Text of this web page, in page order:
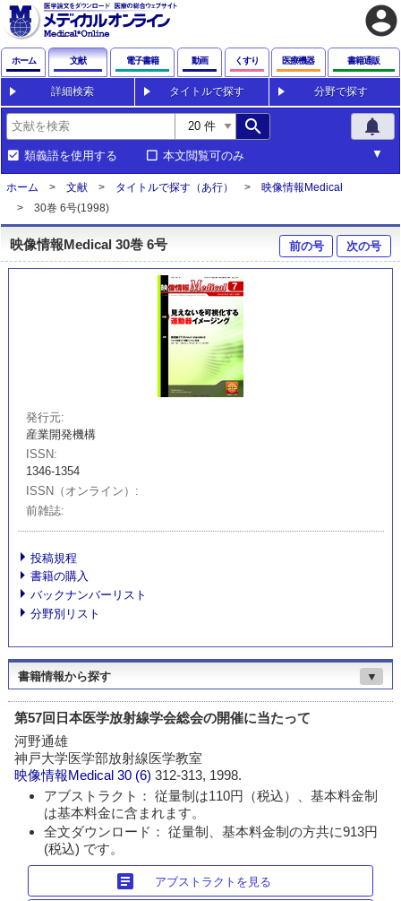
account_circle
ホーム 文献 電子書籍 動画 くすり 医療機器 書籍通販
詳細検索 タイトルで探す 分野で探す
search notifications
類義語を使用する 本文閲覧可のみ
ホーム 文献 タイトルで探す（あ行）
映像情報Medical
30巻 6号(1998)
映像情報Medical 30巻 6号 前の号 次の号
発行元
産業開発機構
ISSN
1346-1354
ISSN（オンライン）
前雑誌
投稿規程
書籍の購入
バックナンバーリスト
分野別リスト
書籍情報から探す ▼
第57回日本医学放射線学会総会の開催に当たって
河野通雄
神戸大学医学部放射線医学教室
映像情報Medical 30 (6)312-313, 1998.
アブストラクト： 従量制は110円（税込）、基本料金制
は基本料金に含まれます。
全文ダウンロード： 従量制、基本料金制の方共に913円
(税込) です。
article アブストラクトを見る